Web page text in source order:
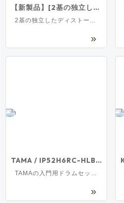
【新製品】[2基の独立したディストーションエンジン] Fender / Pugilist Distortion V2 フェンダー ギター用エフェクター ディストーション
TAMA / IP52H6RC-HLB サイレントパック シンバル付きドラムセット スタンダードサイズ